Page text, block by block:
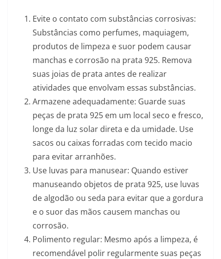
Evite o contato com substâncias corrosivas:
Substâncias como perfumes, maquiagem,
produtos de limpeza e suor podem causar
manchas e corrosão na prata 925. Remova
suas joias de prata antes de realizar
atividades que envolvam essas substâncias.
Armazene adequadamente: Guarde suas
peças de prata 925 em um local seco e fresco,
longe da luz solar direta e da umidade. Use
sacos ou caixas forradas com tecido macio
para evitar arranhões.
Use luvas para manusear: Quando estiver
manuseando objetos de prata 925, use luvas
de algodão ou seda para evitar que a gordura
e o suor das mãos causem manchas ou
corrosão.
Polimento regular: Mesmo após a limpeza, é
recomendável polir regularmente suas peças